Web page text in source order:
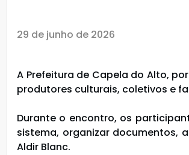
29 de junho de 2026
A Prefeitura de Capela do Alto,
produtores culturais, coletivos e
Durante o encontro, os
sistema, organizar documentos,
Aldir Blanc.